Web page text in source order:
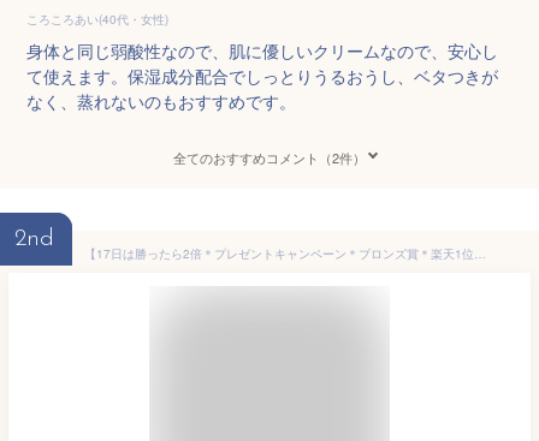
ころころあい(40代・女性)
身体と同じ弱酸性なので、肌に優しいクリームなので、安心し
て使えます。保湿成分配合でしっとりうるおうし、ベタつきが
なく、蒸れないのもおすすめです。
全てのおすすめコメント（2件）
2nd
【17日は勝ったら2倍＊プレゼントキャンペーン＊ブロンズ賞＊楽天1位】 デリケートゾーン オイル デリケートゾーン ケア VIO ビューティケアオイル 保湿 黒ずみ くすみ 乾燥 におい かゆみ 更年期 しみない フェムケア フェムテック 会陰マッサージ 妊娠 膣内ケア カンジダ